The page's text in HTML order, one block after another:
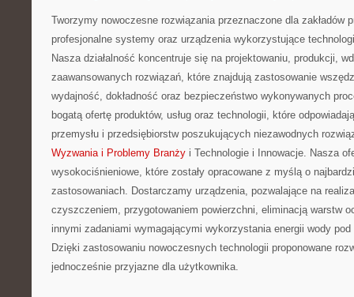
Tworzymy nowoczesne rozwiązania przeznaczone dla zakładów
profesjonalne systemy oraz urządzenia wykorzystujące
Nasza działalność koncentruje się na projektowaniu, produkcji,
zaawansowanych rozwiązań, które znajdują zastosowanie
wydajność, dokładność oraz bezpieczeństwo wykonywanych
bogatą ofertę produktów, usług oraz technologii, które
przemysłu i przedsiębiorstw poszukujących niezawodnych
Wyzwania i Problemy Branży i Technologie i Innowacje. Nasza
wysokociśnieniowe, które zostały opracowane z myślą o
zastosowaniach. Dostarczamy urządzenia, pozwalające na
czyszczeniem, przygotowaniem powierzchni, eliminacją warstw
innymi zadaniami wymagającymi wykorzystania energii wody
Dzięki zastosowaniu nowoczesnych technologii proponowane
jednocześnie przyjazne dla użytkownika.